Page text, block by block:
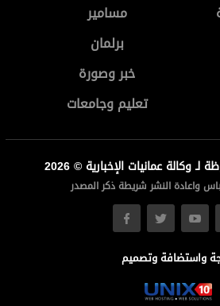
مسامير
برلمان
خبر وصورة
تعليم وجامعات
وكالة عمانيات الإخبارية © 2026
واعادة النشر شريطة ذكر المصدر
واستضافة وتصميم